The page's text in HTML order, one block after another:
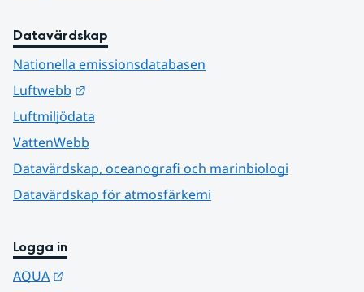
Datavärdskap
Nationella emissionsdatabasen
Luftwebb
Luftmiljödata
VattenWebb
Datavärdskap, oceanografi och marinbiologi
Datavärdskap för atmosfärkemi
Logga in
AQUA